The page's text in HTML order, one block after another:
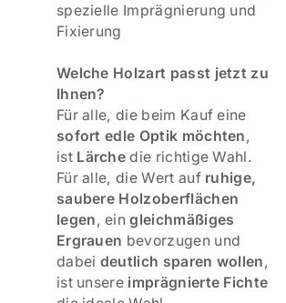
spezielle Imprägnierung und
Fixierung
Welche Holzart passt jetzt zu
Ihnen?
Für alle, die beim Kauf eine
sofort edle Optik möchten,
ist Lärchedie richtige Wahl.
Für alle, die Wert auf ruhige,
saubere Holzoberflächen
legen, eingleichmäßiges
Ergrauen bevorzugen und
dabei deutlich sparen wollen,
ist unsere imprägnierte Fichte